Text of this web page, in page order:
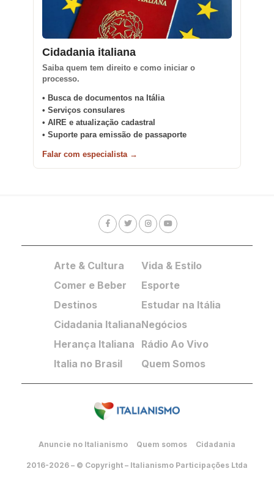
Cidadania italiana
Saiba quem tem direito e como iniciar o
processo.
• Busca de documentos na Itália
• Serviços consulares
• AIRE e atualização cadastral
• Suporte para emissão de passaporte
Falar com especialista →
Arte & Cultura
Comer e Beber
Destinos
Cidadania Italiana
Herança Italiana
Italia no Brasil
Vida & Estilo
Esporte
Estudar na Itália
Negócios
Rádio Ao Vivo
Quem Somos
Anuncie no Italianismo Quem somos Cidadania
2016-2026 – © Copyright – Italianismo Participações Ltda